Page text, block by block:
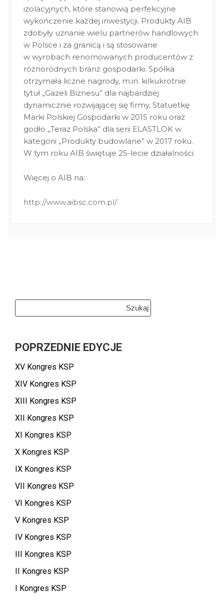
izolacyjnych, które stanowią perfekcyjne
wykończenie każdej inwestycji. Produkty AIB
zdobyły uznanie wielu partnerów handlowych
w Polsce i za granicą i są stosowane
w wyrobach renomowanych producentów z
różnorodnych branż gospodarki. Spółka
otrzymała liczne nagrody, m.in. kilkukrotnie
tytuł „Gazeli Biznesu” dla najbardziej
dynamicznie rozwijającej się firmy, Statuetkę
Marki Polskiej Gospodarki w 2015 roku oraz
godło „Teraz Polska” dla serii ELASTLOK w
kategorii „Produkty budowlane” w 2017 roku.
W tym roku AIB świętuje 25-lecie działalności.
Więcej o AIB na:
http://www.aibsc.com.pl/
POPRZEDNIE EDYCJE
XV Kongres KSP
XIV Kongres KSP
XIII Kongres KSP
XII Kongres KSP
XI Kongres KSP
X Kongres KSP
IX Kongres KSP
VII Kongres KSP
VI Kongres KSP
V Kongres KSP
IV Kongres KSP
III Kongres KSP
II Kongres KSP
I Kongres KSP